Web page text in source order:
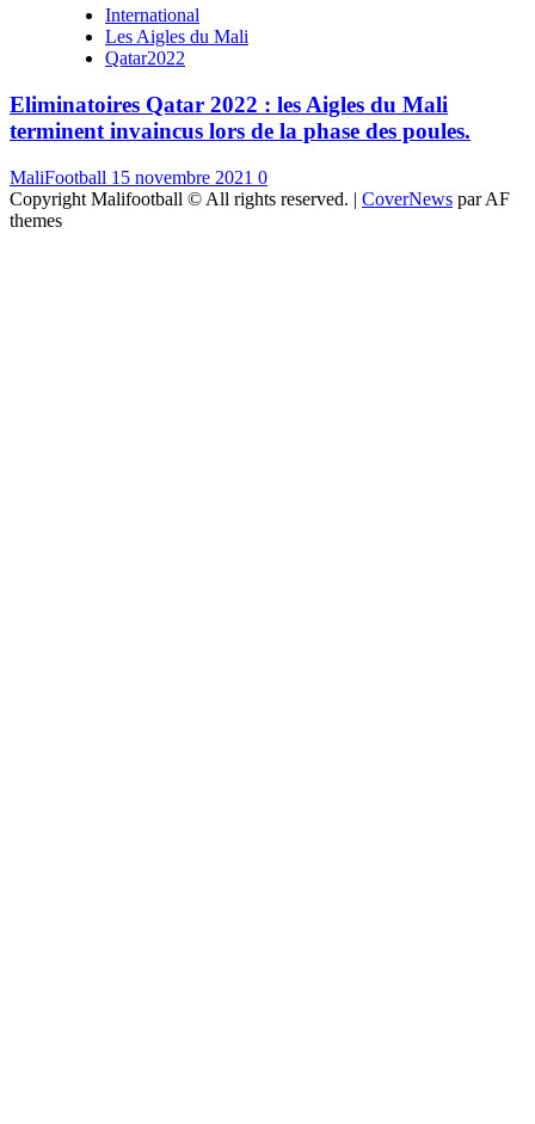
International
Les Aigles du Mali
Qatar2022
Eliminatoires Qatar 2022 : les Aigles du Mali
terminent invaincus lors de la phase des poules.
MaliFootball 15 novembre 2021 0
Copyright Malifootball © All rights reserved. | CoverNews par AF
themes